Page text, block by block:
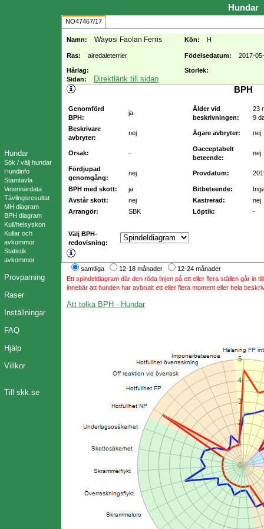
Hundar
Sök / välj hundar
Hundinfo
Stamtavla
Veterinärdata
Tävlingsresultat
MH diagram
BPH diagram
Kull/helsyskon
Kullar och
avkommor
Statistik
avkommor
Provparning
Raser
Inställningar
FAQ
Hjälp
Villkor
Till skk.se
Hundar
NO47467/17
Namn: Wayosi Faolan Ferris Kön: H
Ras: airedaleterrier Födelsedatum: 2017-
Hårlag:
Storlek:
Sidan:
Direktlänk till sidan
BPH
Genomförd
BPH:
ja
Ålder vid
beskrivningen:
23
9
Beskrivare
avbryter:
nej Ägare avbryter: nej
Orsak: -
Oacceptabelt
beteende:
nej
Fördjupad
genomgång:
nej Provdatum:
BPH med skott: ja Bitbeteende:
Avstår skott:
nej Kastrerad:
nej
Arrangör:
SBK Löptik: -
Välj BPH-
redovisning:
samtliga 12-18 månader
12-24 månader
Ett spindeldiagram där den röda linjen på ett eller flera ställen går in
innebär att hunden har avbrutit ett eller flera moment eller hela
Att tolka BPH - Hundar